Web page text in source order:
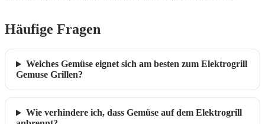
Häufige Fragen
Welches Gemüse eignet sich am besten zum Elektrogrill
Gemuse Grillen?
Wie verhindere ich, dass Gemüse auf dem Elektrogrill